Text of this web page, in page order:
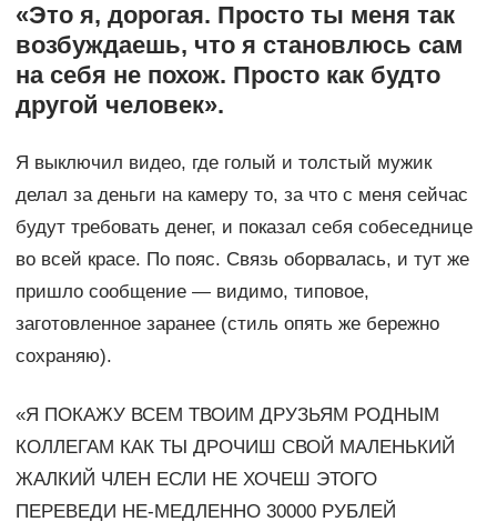
«Это я, дорогая. Просто ты меня так
возбуждаешь, что я становлюсь сам
на себя не похож. Просто как будто
другой человек».
Я выключил видео, где голый и толстый мужик
делал за деньги на камеру то, за что с меня сейчас
будут требовать денег, и показал себя собеседнице
во всей красе. По пояс. Связь оборвалась, и тут же
пришло сообщение — видимо, типовое,
заготовленное заранее (стиль опять же бережно
сохраняю).
«Я ПОКАЖУ ВСЕМ ТВОИМ ДРУЗЬЯМ РОДНЫМ
КОЛЛЕГАМ КАК ТЫ ДРОЧИШ СВОЙ МАЛЕНЬКИЙ
ЖАЛКИЙ ЧЛЕН ЕСЛИ НЕ ХОЧЕШ ЭТОГО
ПЕРЕВЕДИ НЕ-МЕДЛЕННО 30000 РУБЛЕЙ